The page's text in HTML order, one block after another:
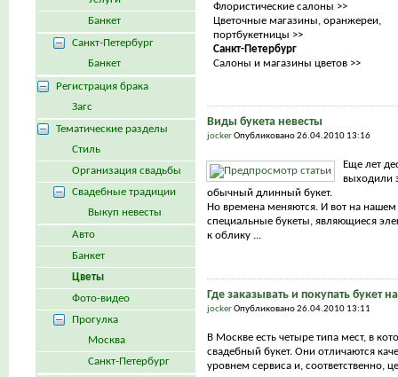
Флористические салоны >>
Цветочные магазины, оранжереи,
портбукетницы >>
Санкт-Петербург
Салоны и магазины цветов >>
Виды букета невесты
jockerОпубликовано 26.04.2010 13:16
Еще лет
выходили
обычный длинный букет.
Но времена меняются. И вот на
специальные букеты, являющиеся
к облику ...
Где заказывать и покупать букет
jockerОпубликовано 26.04.2010 13:11
В Москве есть четыре типа мест, в
свадебный букет. Они отличаются
уровнем сервиса и, соответственно,
Банкет
Санкт-Петербург
Банкет
Регистрация брака
Загс
Тематические разделы
Стиль
Организация свадьбы
Свадебные традиции
Выкуп невесты
Авто
Банкет
Цветы
Фото-видео
Прогулка
Москва
Санкт-Петербург